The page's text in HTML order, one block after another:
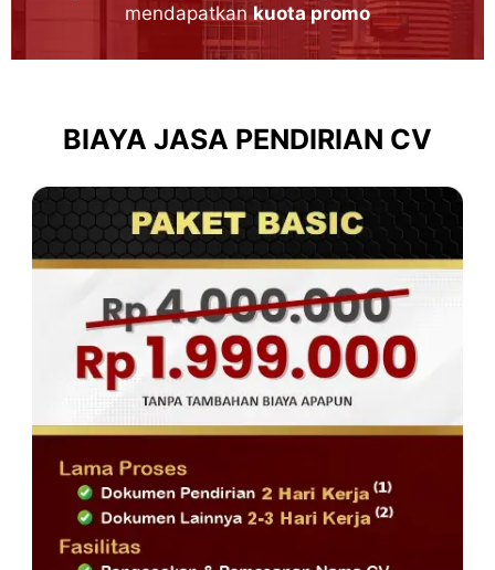
mendapatkankuota promo
BIAYA JASA PENDIRIAN CV